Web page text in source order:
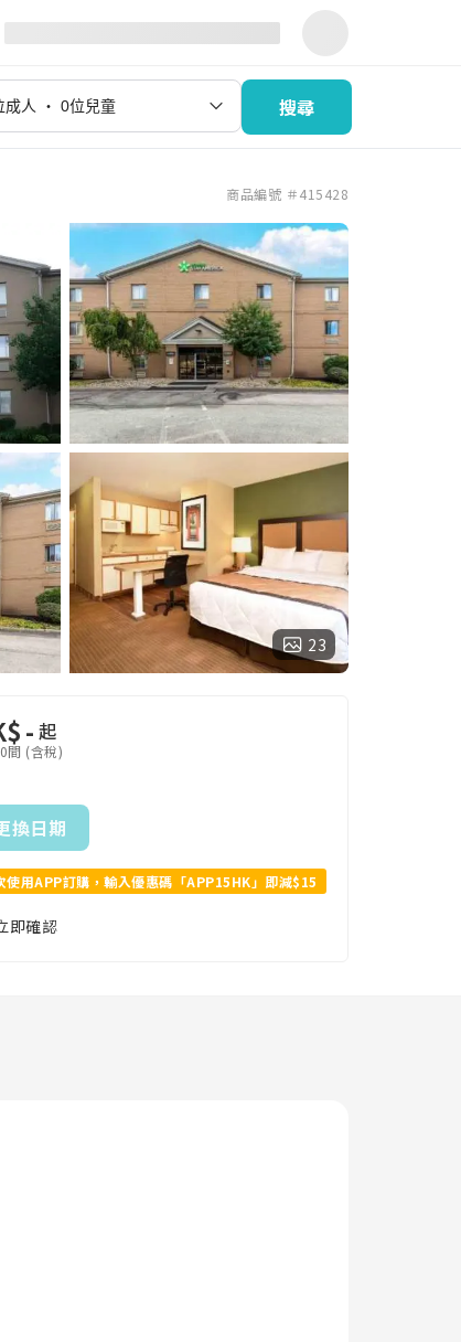
搜尋
商品編號 ＃415428
23
- 起
間 (含稅)
換日期
使用APP訂購，輸入優惠碼「APP15HK」即減$15
即確認